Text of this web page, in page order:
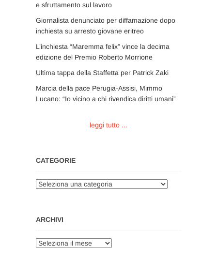
e sfruttamento sul lavoro
Giornalista denunciato per diffamazione dopo
inchiesta su arresto giovane eritreo
L’inchiesta “Maremma felix” vince la decima
edizione del Premio Roberto Morrione
Ultima tappa della Staffetta per Patrick Zaki
Marcia della pace Perugia-Assisi, Mimmo
Lucano: “Io vicino a chi rivendica diritti umani”
leggi tutto ...
CATEGORIE
Categorie
ARCHIVI
Archivi